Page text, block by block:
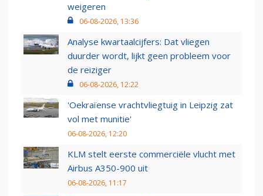
weigeren
06-08-2026, 13:36
Analyse kwartaalcijfers: Dat vliegen
duurder wordt, lijkt geen probleem voor
de reiziger
06-08-2026, 12:22
'Oekraïense vrachtvliegtuig in Leipzig zat
vol met munitie'
06-08-2026, 12:20
KLM stelt eerste commerciële vlucht met
Airbus A350-900 uit
06-08-2026, 11:17